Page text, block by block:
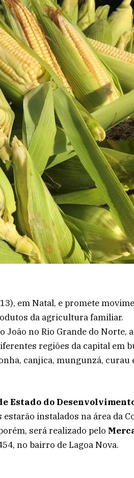
em Natal, e promete
da agricultura familiar.
João no Rio Grande do Norte,
regiões da capital em
canjica, mungunzá, curau
Estado do
estarão instalados na área da
será realizado pelo
no bairro de Lagoa Nova.